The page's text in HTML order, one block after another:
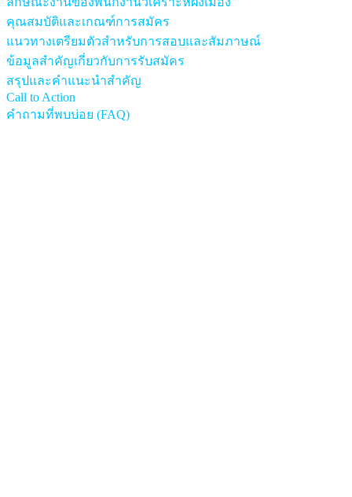
คุณสมบัติและเกณฑ์การสมัคร
แนวทางเตรียมตัวสำหรับการสอบและสัมภาษณ์
ข้อมูลสำคัญเกี่ยวกับการรับสมัคร
สรุปและคำแนะนำสำคัญ
Call to Action
คำถามที่พบบ่อย (FAQ)